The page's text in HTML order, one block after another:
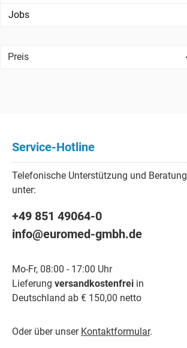
Jobs
Preis
Service-Hotline
Telefonische Unterstützung und Beratung
unter:
+49 851 49064-0
info@euromed-gmbh.de
Mo-Fr, 08:00 - 17:00 Uhr
Lieferung versandkostenfrei in
Deutschland ab € 150,00 netto
Oder über unser Kontaktformular.